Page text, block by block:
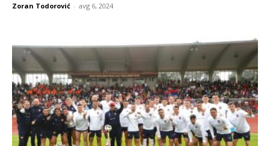
Zoran Todorović - avg 6, 2024